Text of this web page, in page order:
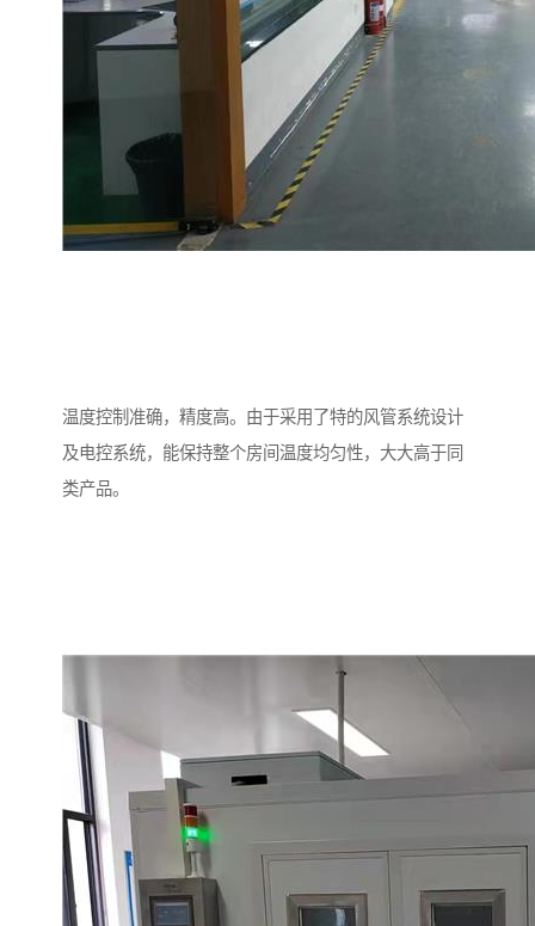
温度控制准确，精度高。由于采用了特的风管系统设计
及电控系统，能保持整个房间温度均匀性，大大高于同
类产品。